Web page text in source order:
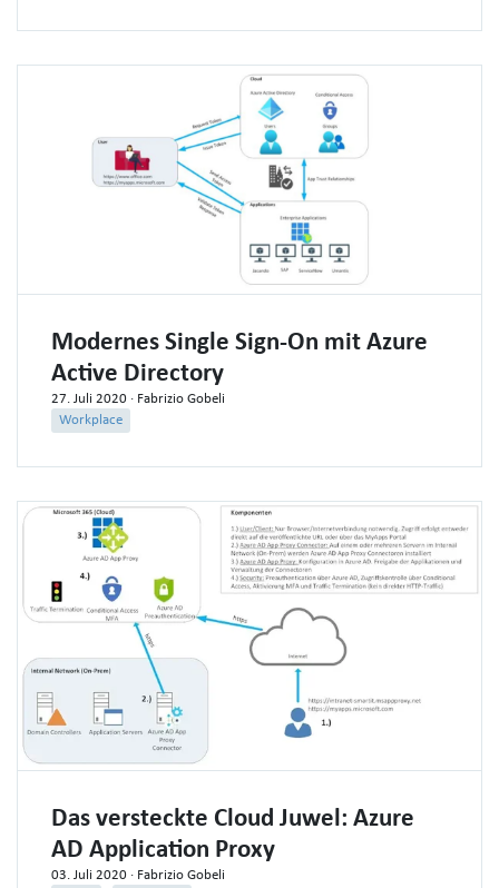
Modernes Single Sign-On mit Azure
Active Directory
27. Juli 2020 · Fabrizio Gobeli
Workplace
Das versteckte Cloud Juwel: Azure
AD Application Proxy
03. Juli 2020 · Fabrizio Gobeli